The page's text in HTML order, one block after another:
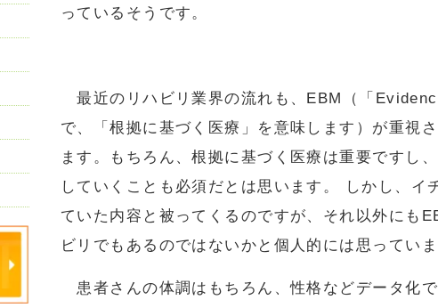
っているそうです。
最近のリハビリ業界の流れも、EBM（「
で、「根拠に基づく医療」を意味します）が重視
ます。もちろん、根拠に基づく医療は重要ですし
していくことも必須だとは思います。 しかし、イ
ていた内容と被ってくるのですが、それ以外にも
ビリでもあるのではないかと個人的には思ってい
患者さんの体調はもちろん、性格などデータ化